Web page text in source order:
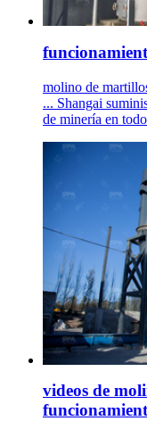
molino de
... Shangai
de minería en
videos de